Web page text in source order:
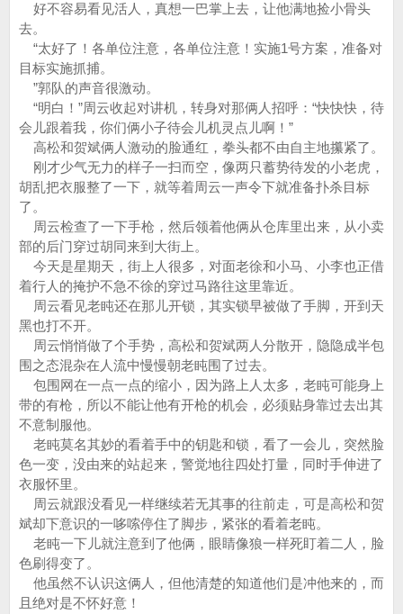
好不容易看见活人，真想一巴掌上去，让他满地捡小骨头
去。
“太好了！各单位注意，各单位注意！实施1号方案，准备对
目标实施抓捕。
”郭队的声音很激动。
“明白！”周云收起对讲机，转身对那俩人招呼：“快快快，待
会儿跟着我，你们俩小子待会儿机灵点儿啊！”
高松和贺斌俩人激动的脸通红，拳头都不由自主地攥紧了。
刚才少气无力的样子一扫而空，像两只蓄势待发的小老虎，
胡乱把衣服整了一下，就等着周云一声令下就准备扑杀目标
了。
周云检查了一下手枪，然后领着他俩从仓库里出来，从小卖
部的后门穿过胡同来到大街上。
今天是星期天，街上人很多，对面老徐和小马、小李也正借
着行人的掩护不急不徐的穿过马路往这里靠近。
周云看见老盹还在那儿开锁，其实锁早被做了手脚，开到天
黑也打不开。
周云悄悄做了个手势，高松和贺斌两人分散开，隐隐成半包
围之态混杂在人流中慢慢朝老盹围了过去。
包围网在一点一点的缩小，因为路上人太多，老盹可能身上
带的有枪，所以不能让他有开枪的机会，必须贴身靠过去出其
不意制服他。
老盹莫名其妙的看着手中的钥匙和锁，看了一会儿，突然脸
色一变，没由来的站起来，警觉地往四处打量，同时手伸进了
衣服怀里。
周云就跟没看见一样继续若无其事的往前走，可是高松和贺
斌却下意识的一哆嗦停住了脚步，紧张的看着老盹。
老盹一下儿就注意到了他俩，眼睛像狼一样死盯着二人，脸
色刷得变了。
他虽然不认识这俩人，但他清楚的知道他们是冲他来的，而
且绝对是不怀好意！